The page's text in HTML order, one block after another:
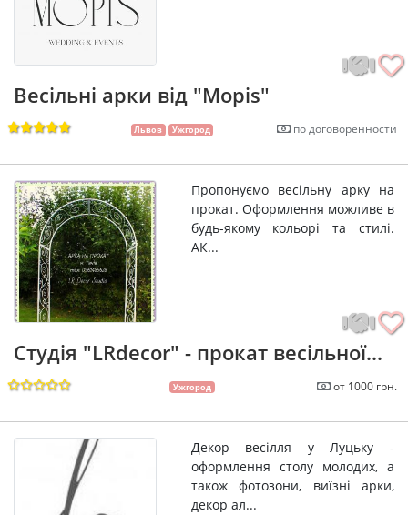
Весільні арки від "Mopis"
Львов Ужгород по договоренности
Пропонуємо весільну арку на
прокат. Оформлення можливе в
будь-якому кольорі та стилі.
АК...
Студія "LRdecor" - прокат весільної...
Ужгород от 1000 грн.
Декор весілля у Луцьку -
оформлення столу молодих, а
також фотозони, виїзні арки,
декор ал...